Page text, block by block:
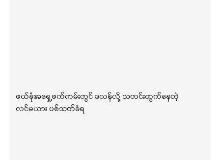
ဖယ်ခုံအရှေ့ဖက်ကမ်းတွင် ဒလန်လို့ သတင်းထွက်နေတဲ့
လင်မယား ပစ်သတ်ခံရ